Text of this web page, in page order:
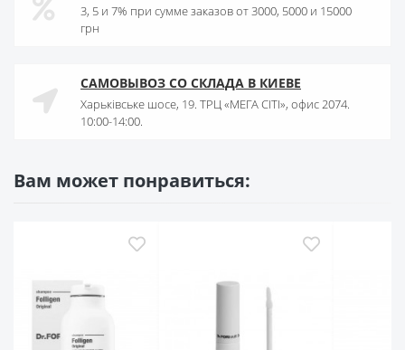
3, 5 и 7% при сумме заказов от 3000, 5000 и 15000
грн
САМОВЫВОЗ СО СКЛАДА В КИЕВЕ
Харьківське шосе, 19. ТРЦ «МЕГА СІТІ», офис 2074.
10:00-14:00.
Вам может понравиться: